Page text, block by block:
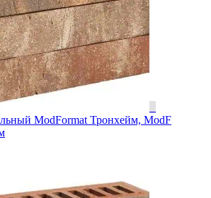
ModFormat Тронхейм, ModF